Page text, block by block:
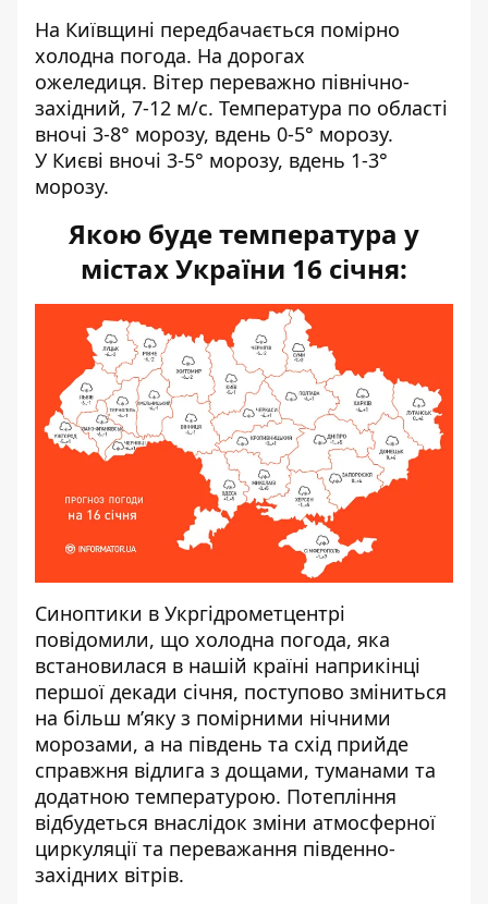
На Київщині передбачається помірно
холодна погода. На дорогах
ожеледиця. Вітер переважно північно-
західний, 7-12 м/с. Температура по області
вночі 3-8° морозу, вдень 0-5° морозу.
У Києві вночі 3-5° морозу, вдень 1-3°
морозу.
Якою буде температура у
містах України 16 січня:
Синоптики в Укргідрометцентрі
повідомили, що холодна погода, яка
встановилася в нашій країні наприкінці
першої декади січня, поступово зміниться
на більш м’яку з помірними нічними
морозами, а на південь та схід прийде
справжня відлига з дощами, туманами та
додатною температурою. Потепління
відбудеться внаслідок зміни атмосферної
циркуляції та переважання південно-
західних вітрів.